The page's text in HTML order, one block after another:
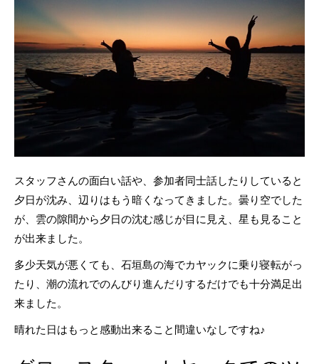
スタッフさんの面白い話や、参加者同士話したりしていると
夕日が沈み、辺りはもう暗くなってきました。曇り空でした
が、雲の隙間から夕日の沈む感じが目に見え、星も見ること
が出来ました。
多少天気が悪くても、石垣島の海でカヤックに乗り寝転がっ
たり、潮の流れでのんびり進んだりするだけでも十分満足出
来ました。
晴れた日はもっと感動出来ること間違いなしですね♪